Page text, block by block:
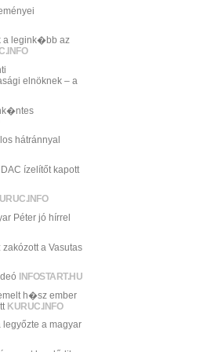
a legink�bb az
elnöknek – a
hátránnyal
ízelítőt kapott
Péter jó hírrel
a Vasutas
INFOSTART.HU
h�sz ember
KURUC.INFO
legyőzte a magyar